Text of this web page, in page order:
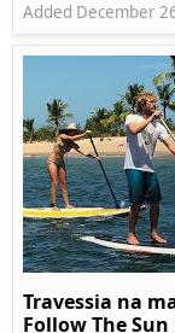
Added December
Travessia na
Follow The Sun